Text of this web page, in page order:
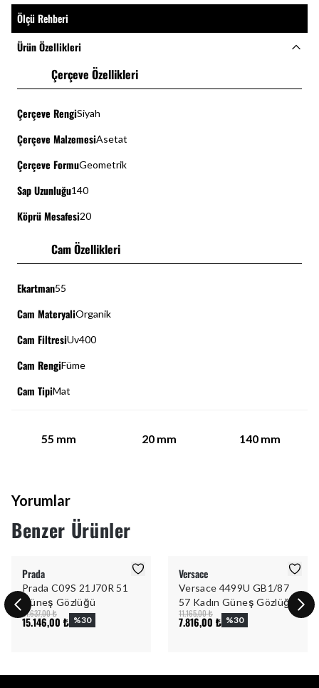
Ölçü Rehberi
Ürün Özellikleri
Çerçeve Özellikleri
Çerçeve RengiSiyah
Çerçeve MalzemesiAsetat
Çerçeve FormuGeometrik
Sap Uzunluğu140
Köprü Mesafesi20
Cam Özellikleri
Ekartman55
Cam MateryaliOrganik
Cam FiltresiUv400
Cam RengiFüme
Cam TipiMat
55 mm 20 mm 140 mm
Yorumlar
Benzer Ürünler
Prada
Prada C09S 21J70R 51
Güneş Gözlüğü
21.637,00 ₺
15.146,00 ₺ %30
Versace
Versace 4499U GB1/87
57 Kadın Güneş Gözlüğü
11.165,00 ₺
7.816,00 ₺ %30